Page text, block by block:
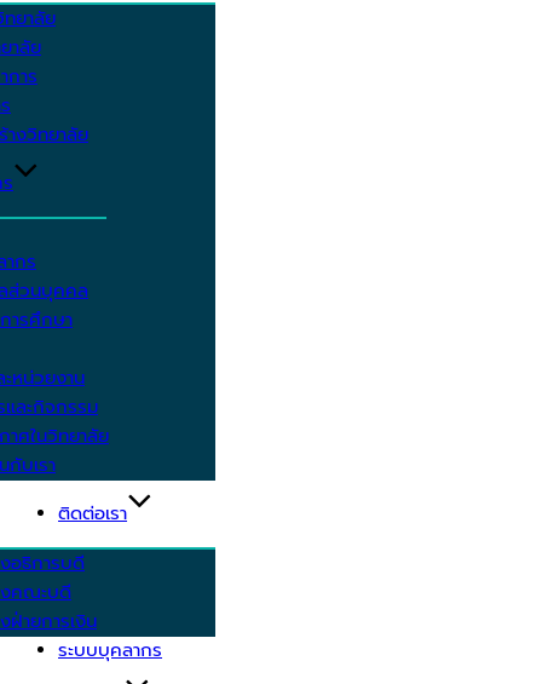
ทยาลัย
าลัย
การ
างวิทยาลัย
กร
ส่วนบุคคล
ารศึกษา
หน่วยงาน
และกิจกรรม
าศในวิทยาลัย
กับเรา
ติดต่อเรา
อธิการบดี
คณะบดี
ฝ่ายการเงิน
ระบบบุคลากร